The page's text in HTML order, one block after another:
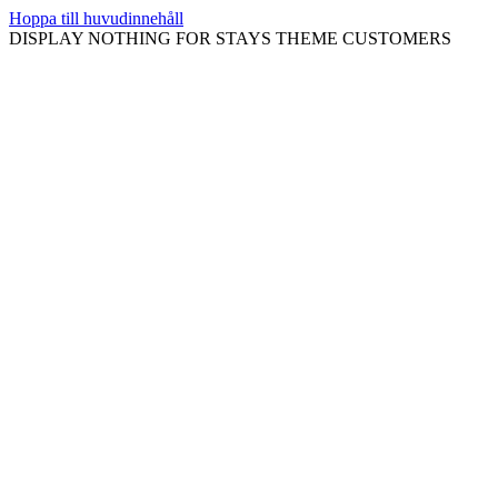
Hoppa till huvudinnehåll
DISPLAY NOTHING FOR STAYS THEME CUSTOMERS